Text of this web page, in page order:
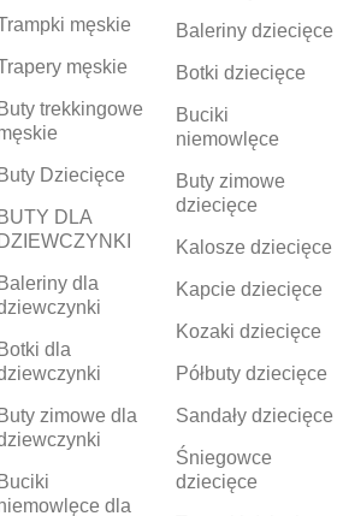
męskie
męskie
Buty trekkingowe
Buty Dziecięce
BUTY DLA
DZIEWCZYNKI
Baleriny dla
Botki dla
Buty zimowe dla
Buciki
dla
Baleriny dziecięce
Botki dziecięce
Buciki
niemowlęce
Buty zimowe
dziecięce
Kalosze dziecięce
Kapcie dziecięce
Kozaki dziecięce
Półbuty dziecięce
Sandały dziecięce
Śniegowce
dziecięce